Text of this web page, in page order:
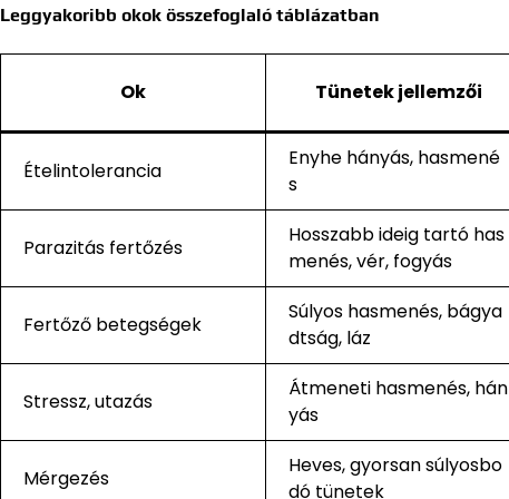
Leggyakoribb okok összefoglaló táblázatban
Ok Tünetek jellemzői
Ételintolerancia
Enyhe hányás, hasmené
s
Parazitás fertőzés
Hosszabb ideig tartó has
menés, vér, fogyás
Fertőző betegségek
Súlyos hasmenés, bágya
dtság, láz
Stressz, utazás
Átmeneti hasmenés, hán
yás
Mérgezés
Heves, gyorsan súlyosbo
dó tünetek